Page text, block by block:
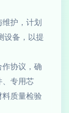
护，计划
设备，以提
协议，确
、专用芯
质量检验